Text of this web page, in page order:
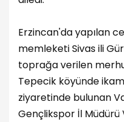
Erzincan'da yapılan
memleketi Sivas ili
toprağa verilen
Tepecik köyünde
ziyaretinde bulunan
Gençlikspor İl Müdürü